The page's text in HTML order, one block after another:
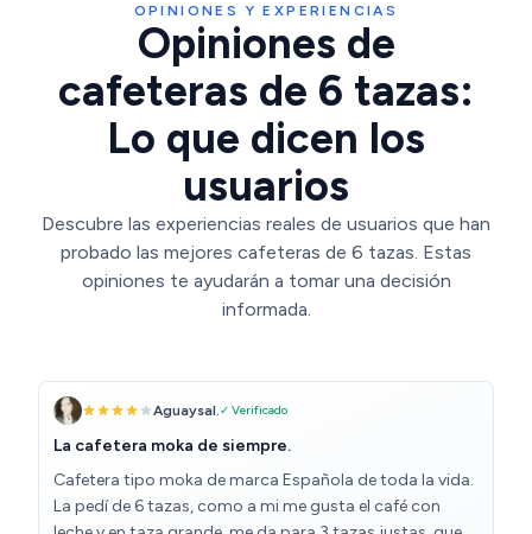
OPINIONES Y EXPERIENCIAS
Opiniones de
cafeteras de 6 tazas:
Lo que dicen los
usuarios
Descubre las experiencias reales de usuarios que han
probado las mejores cafeteras de 6 tazas. Estas
opiniones te ayudarán a tomar una decisión
informada.
Aguaysal.✓ Verificado
La cafetera moka de siempre.
Cafetera tipo moka de marca Española de toda la vida.
La pedí de 6 tazas, como a mi me gusta el café con